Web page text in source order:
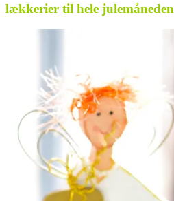
lækkerier til hele julemåneden